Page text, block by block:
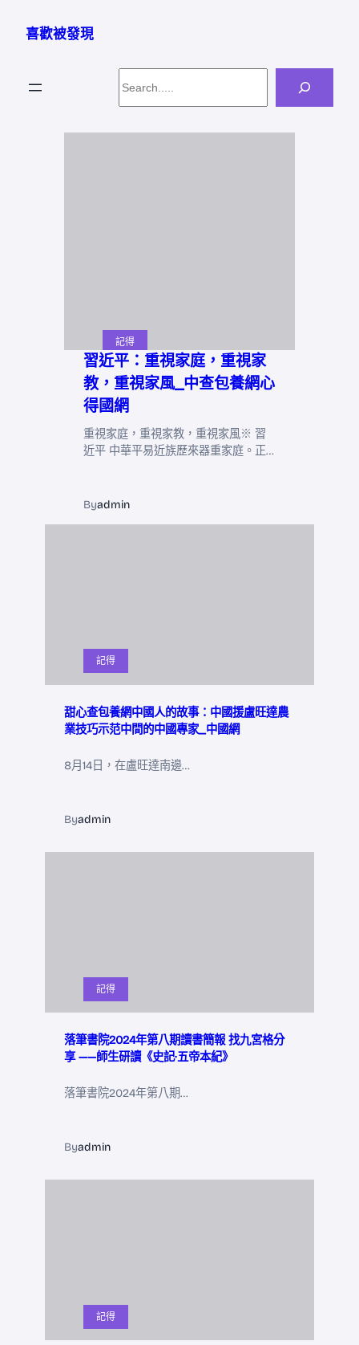
喜歡被發現
記得
習近平：重視家庭，重視家
教，重視家風_中查包養網心
得國網
重視家庭，重視家教，重視家風※ 習
近平 中華平易近族歷來器重家庭。正…
Byadmin
記得
甜心查包養網中國人的故事：中國援盧旺達農
業技巧示范中間的中國專家_中國網
8月14日，在盧旺達南邊…
Byadmin
記得
落筆書院2024年第八期讀書簡報 找九宮格分
享 ——師生研讀《史記·五帝本紀》
落筆書院2024年第八期…
Byadmin
記得